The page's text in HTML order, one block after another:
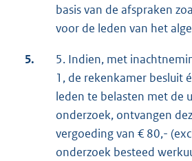
basis van de afspraken
voor de leden van het
5.
5. Indien, met
1, de rekenkamer besluit
leden te belasten met de
onderzoek, ontvangen
vergoeding van € 80,-
onderzoek besteed